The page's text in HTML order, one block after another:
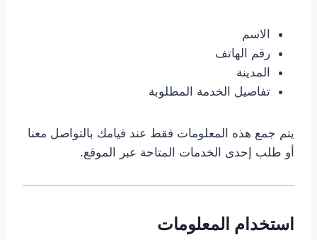
الاسم
رقم الهاتف
المدينة
تفاصيل الخدمة المطلوبة
يتم جمع هذه المعلومات فقط عند قيامك بالتواصل معنا
أو طلب إحدى الخدمات المتاحة عبر الموقع.
استخدام المعلومات